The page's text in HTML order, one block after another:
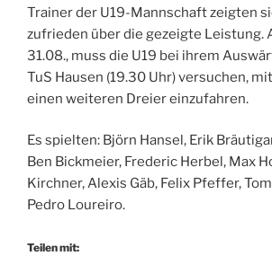
Trainer der U19-Mannschaft zeigten
zufrieden über die gezeigte Leistung.
31.08., muss die U19 bei ihrem
TuS Hausen (19.30 Uhr) versuchen,
einen weiteren Dreier einzufahren.
Es spielten: Björn Hansel, Erik
Ben Bickmeier, Frederic Herbel, Max
Kirchner, Alexis Gäb, Felix Pfeffer,
Pedro Loureiro.
Teilen mit: